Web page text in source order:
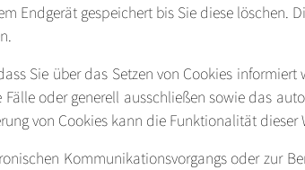
Endgerät gespeichert bis Sie diese löschen.
Sie über das Setzen von Cookies
oder generell ausschließen sowie das
von Cookies kann die Funktionalität dieser
Kommunikationsvorgangs oder zur